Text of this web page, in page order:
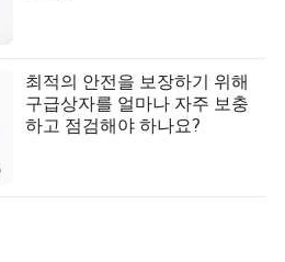
최적의 안전을 보장하기 위해
구급상자를 얼마나 자주 보충
하고 점검해야 하나요?